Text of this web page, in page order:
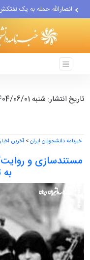
انصارالله حمله به یک
لفاظی جدید نتانیاهو علیه
تاریخ انتشار: شنبه 1404/06/01 - 18:08
خبرنامه دانشجویان ایران> آخرین
مستندسازی و